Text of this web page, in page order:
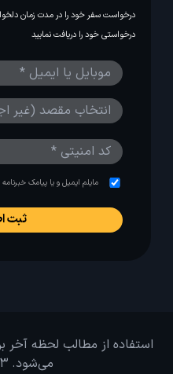
درخواست سفر خود را در مدت زمان
درخواستی خود را دریافت نمایید
مایلم ایمیل و یا پیامک
استفاده از مطالب لحظه
می‌شود. 1403-1391@